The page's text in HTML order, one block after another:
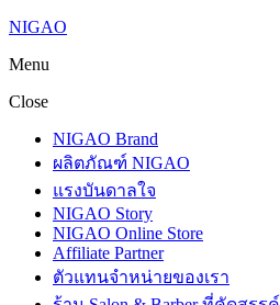
NIGAO
Menu
Close
NIGAO Brand
ผลิตภัณฑ์ NIGAO
แรงบันดาลใจ
NIGAO Story
NIGAO Online Store
Affiliate Partner
ตัวแทนจำหน่ายของเรา